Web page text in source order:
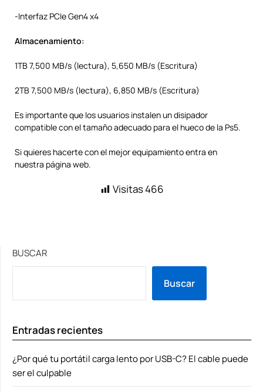
-Interfaz PCIe Gen4 x4
Almacenamiento:
1TB 7,500 MB/s (lectura), 5,650 MB/s (Escritura)
2TB 7,500 MB/s (lectura), 6,850 MB/s (Escritura)
Es importante que los usuarios instalen un disipador
compatible con el tamaño adecuado para el hueco de la Ps5.
Si quieres hacerte con el mejor equipamiento entra en
nuestra página web.
Visitas466
BUSCAR
Buscar
Entradas recientes
¿Por qué tu portátil carga lento por USB-C? El cable puede
ser el culpable